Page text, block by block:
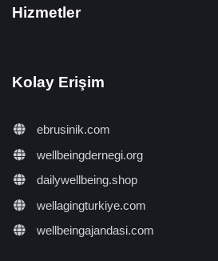
Hizmetler
Kolay Erişim
ebrusinik.com
wellbeingdernegi.org
dailywellbeing.shop
wellagingturkiye.com
wellbeingajandasi.com